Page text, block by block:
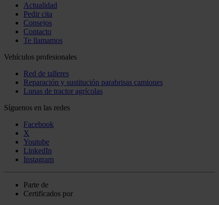
Actualidad
Pedir cita
Consejos
Contacto
Te llamamos
Vehículos profesionales
Red de talleres
Reparación y sustitución parabrisas camiones
Lunas de tractor agrícolas
Síguenos en las redes
Facebook
X
Youtube
LinkedIn
Instagram
Parte de
Certificados por